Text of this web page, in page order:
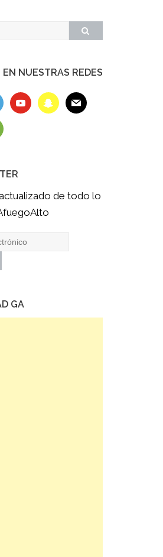
EN NUESTRAS REDES
de todo lo
GA